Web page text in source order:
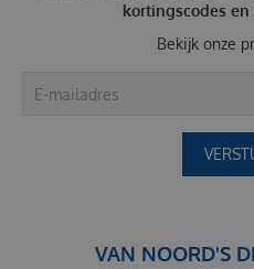
kortingscodes
Bekijk onze
VAN NOORD'S